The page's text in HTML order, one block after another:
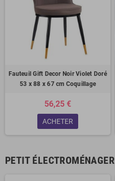
Fauteuil Gift Decor Noir Violet Doré
53 x 88 x 67 cm Coquillage
56,25 €
ACHETER
PETIT ÉLECTROMÉNAGER